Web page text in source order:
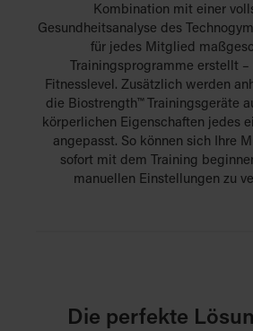
Kombination mit einer
Gesundheitsanalyse des
für jedes Mitglied
Trainingsprogramme erstellt
Fitnesslevel. Zusätzlich werden
die Biostrength™ Trainingsgeräte
körperlichen Eigenschaften jedes
angepasst. So können sich Ihre
sofort mit dem Training
manuellen Einstellungen zu
Die perfekte